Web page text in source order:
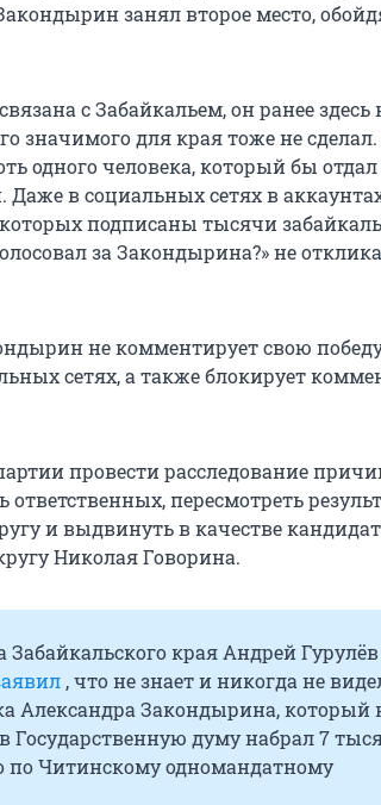
занял второе место,
с Забайкальем, он ранее здесь
значимого для края тоже не
одного человека, который бы отдал
Даже в социальных сетях в
подписаны тысячи
за Закондырина?» не
не комментирует свою
сетях, а также блокирует
провести расследование
пересмотреть
и выдвинуть в качестве
Николая Говорина.
края Андрей
, что не знает и никогда не
Александра Закондырина, который
думу набрал 7
по Читинскому одномандатному